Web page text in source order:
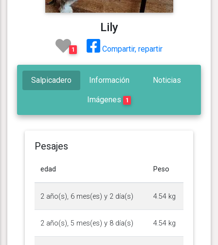
Lily
1 Compartir, repartir
Salpicadero Información Noticias
Imágenes 1
Pesajes
edad Peso
2 año(s), 6 mes(es) y 2 día(s) 4.54 kg
2 año(s), 5 mes(es) y 8 día(s) 4.54 kg